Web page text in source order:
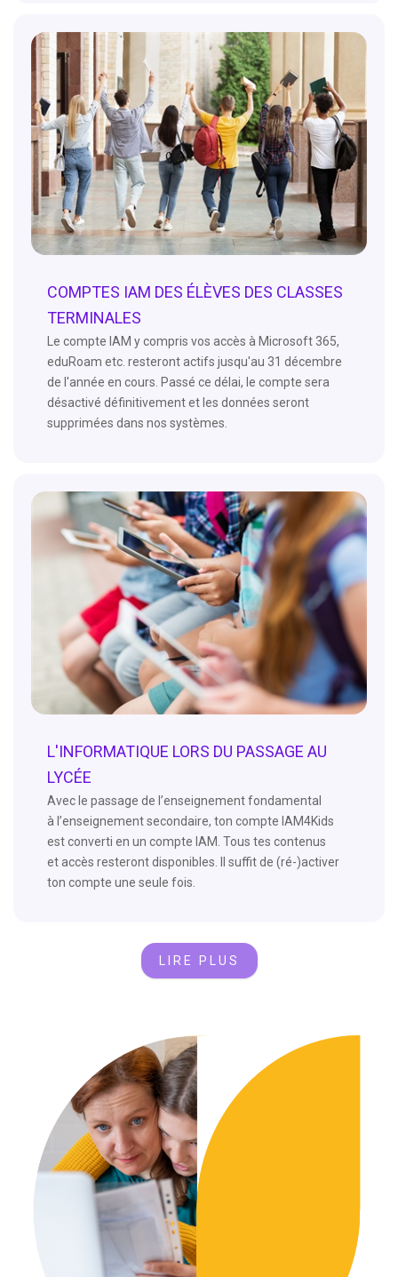
COMPTES IAM DES ÉLÈVES DES CLASSES
TERMINALES
Le compte IAM y compris vos accès à Microsoft 365,
eduRoam etc. resteront actifs jusqu'au 31 décembre
de l'année en cours. Passé ce délai, le compte sera
désactivé définitivement et les données seront
supprimées dans nos systèmes.
L'INFORMATIQUE LORS DU PASSAGE AU
LYCÉE
Avec le passage de l’enseignement fondamental
à l’enseignement secondaire, ton compte IAM4Kids
est converti en un compte IAM. Tous tes contenus
et accès resteront disponibles. Il suffit de (ré-)activer
ton compte une seule fois.
LIRE PLUS